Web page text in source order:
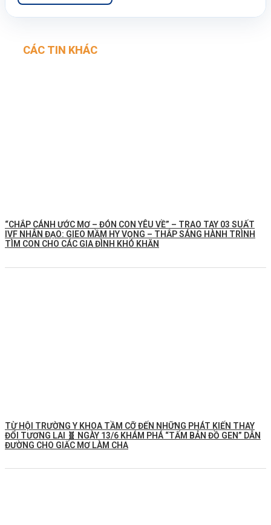
CÁC TIN KHÁC
“CHẮP CÁNH ƯỚC MƠ – ĐÓN CON YÊU VỀ” – TRAO TAY 03 SUẤT
IVF NHÂN ĐẠO: GIEO MẦM HY VỌNG – THẮP SÁNG HÀNH TRÌNH
TÌM CON CHO CÁC GIA ĐÌNH KHÓ KHĂN
TỪ HỘI TRƯỜNG Y KHOA TẦM CỠ ĐẾN NHỮNG PHÁT KIẾN THAY
ĐỔI TƯƠNG LAI 🧬 NGÀY 13/6 KHÁM PHÁ “TẤM BẢN ĐỒ GEN” DẪN
ĐƯỜNG CHO GIẤC MƠ LÀM CHA